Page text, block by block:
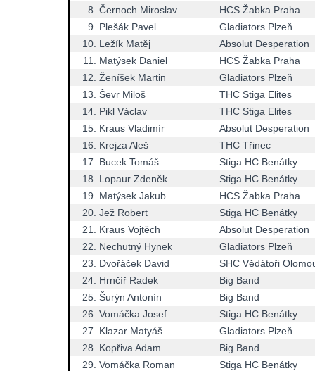
8. Černoch Miroslav
HCS Žabka Praha
9.
Plešák Pavel
Gladiators Plzeň
10. Ležík Matěj
Absolut Desperation
11.
Matýsek Daniel
HCS Žabka Praha
12. Ženíšek Martin
Gladiators Plzeň
13. Ševr Miloš
THC Stiga Elites
14. Pikl Václav
THC Stiga Elites
15. Kraus Vladimír
Absolut Desperation
16.
Krejza Aleš
THC Třinec
17.
Bucek Tomáš
Stiga HC Benátky
18.
Lopaur Zdeněk
Stiga HC Benátky
19.
Matýsek Jakub
HCS Žabka Praha
20. Jež Robert
Stiga HC Benátky
21.
Kraus Vojtěch
Absolut Desperation
22.
Nechutný Hynek
Gladiators Plzeň
23.
Dvořáček David
SHC Vědátoři
24. Hrnčíř Radek
Big Band
25. Šurýn Antonín
Big Band
26. Vomáčka Josef
Stiga HC Benátky
27.
Klazar Matyáš
Gladiators Plzeň
28.
Kopřiva Adam
Big Band
29. Vomáčka Roman
Stiga HC Benátky